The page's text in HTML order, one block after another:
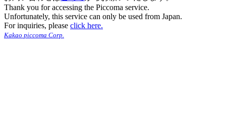
Thank you for accessing the Piccoma service.
Unfortunately, this service can only be used from Japan.
For inquiries, please click here.
Kakao piccoma Corp.